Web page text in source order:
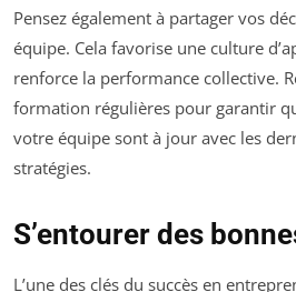
Pensez également à partager vos
équipe. Cela favorise une culture
renforce la performance collective.
formation régulières pour garantir
votre équipe sont à jour avec les
stratégies.
S’entourer des
L’une des clés du succès en